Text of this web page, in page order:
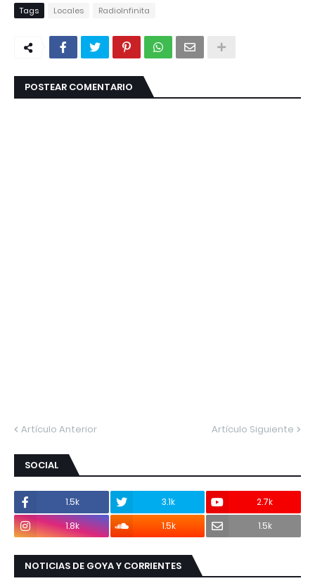
Tags Locales RadioInfinita
POSTEAR COMENTARIO
Artículo Anterior Artículo Siguiente
SOCIAL
1.5k 3.1k
2.7k
1.8k
1.5k 1.5k
NOTICIAS DE GOYA Y CORRIENTES